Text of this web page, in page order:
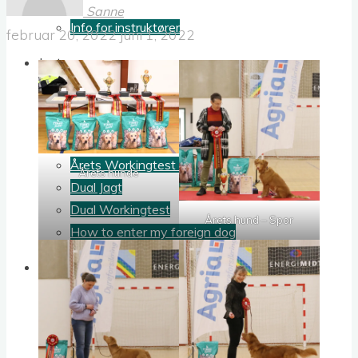
Info for instruktører
Jagt
Klubbens jagtprøvesystem
Jagtudvalgets dokumenter
Årets jagttoller
Årets Workingtest Toller
Dual Jagt
Dual Workingtest
How to enter my foreign dog
Udstilling
Udstillingsudvalgets dokumenter
Årets hunde
Dual Spor
Sanne
februar 20, 2022juni 1, 2022
Årets hunde
Årets hund – Spor